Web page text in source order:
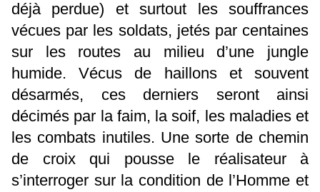
déjà perdue) et surtout les souffrances
vécues par les soldats, jetés par centaines
sur les routes au milieu d’une jungle
humide. Vécus de haillons et souvent
désarmés, ces derniers seront ainsi
décimés par la faim, la soif, les maladies et
les combats inutiles. Une sorte de chemin
de croix qui pousse le réalisateur à
s’interroger sur la condition de l’Homme et